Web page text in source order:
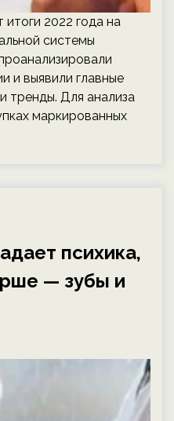
2022 года на
системы
и выявили главные
тренды. Для анализа
маркированных
психика,
— зубы и